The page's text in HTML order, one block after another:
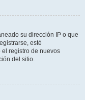
su dirección IP o que
esté
registro de nuevos
del sitio.